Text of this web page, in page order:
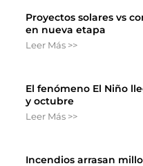
Proyectos solares vs
en nueva etapa
Leer Más >>
El fenómeno El Niño
y octubre
Leer Más >>
Incendios arrasan